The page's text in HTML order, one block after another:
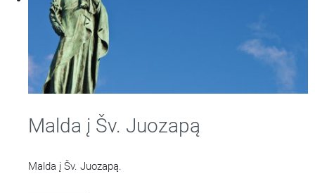
Malda į Šv. Juozapą
Malda į Šv. Juozapą.